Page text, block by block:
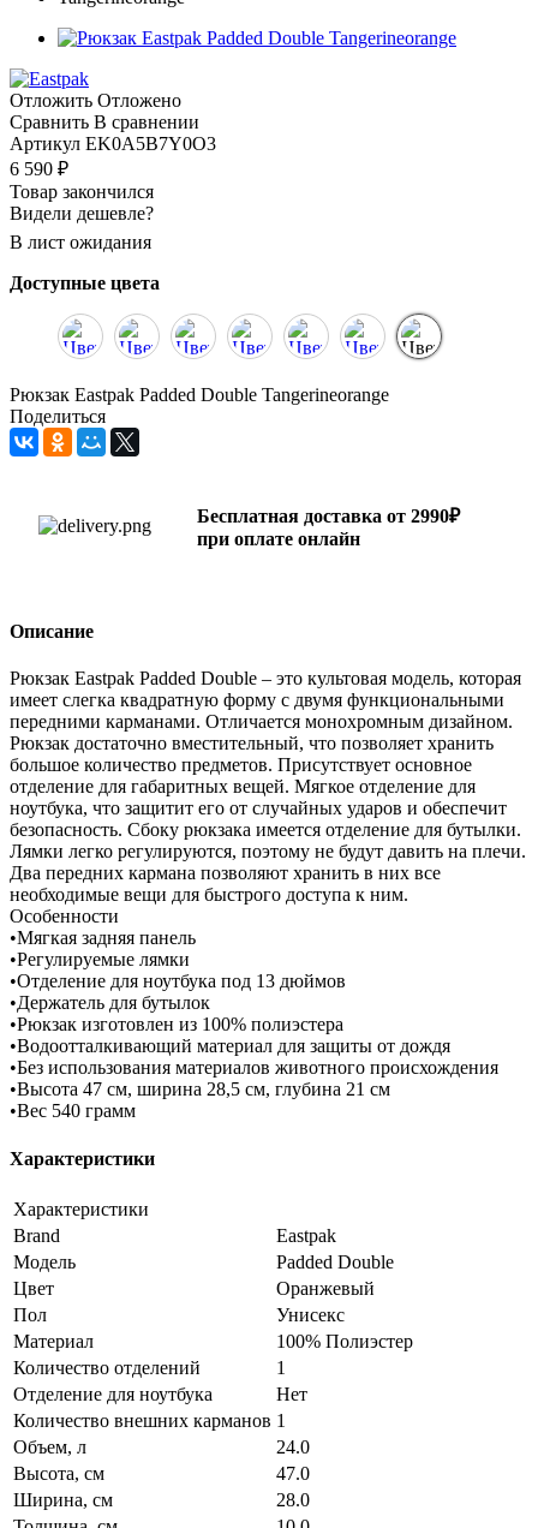
Отложить Отложено
Сравнить В сравнении
Артикул EK0A5B7Y0O3
6 590 ₽
Товар закончился
Видели дешевле?
В лист ожидания
Доступные цвета
Рюкзак Eastpak Padded Double Tangerineorange
Поделиться
Бесплатная доставка от 2990₽
при оплате онлайн
Описание
Рюкзак Eastpak Padded Double – это культовая модель, которая
имеет слегка квадратную форму с двумя функциональными
передними карманами. Отличается монохромным дизайном.
Рюкзак достаточно вместительный, что позволяет хранить
большое количество предметов. Присутствует основное
отделение для габаритных вещей. Мягкое отделение для
ноутбука, что защитит его от случайных ударов и обеспечит
безопасность. Сбоку рюкзака имеется отделение для бутылки.
Лямки легко регулируются, поэтому не будут давить на плечи.
Два передних кармана позволяют хранить в них все
необходимые вещи для быстрого доступа к ним.
Особенности
•Мягкая задняя панель
•Регулируемые лямки
•Отделение для ноутбука под 13 дюймов
•Держатель для бутылок
•Рюкзак изготовлен из 100% полиэстера
•Водоотталкивающий материал для защиты от дождя
•Без использования материалов животного происхождения
•Высота 47 см, ширина 28,5 см, глубина 21 см
•Вес 540 грамм
Характеристики
Характеристики
Brand
Eastpak
Модель
Padded Double
Цвет
Оранжевый
Пол
Унисекс
Материал
100% Полиэстер
Количество отделений
1
Отделение для ноутбука
Нет
Количество внешних карманов 1
Объем, л
24.0
Высота, см
47.0
Ширина, см
28.0